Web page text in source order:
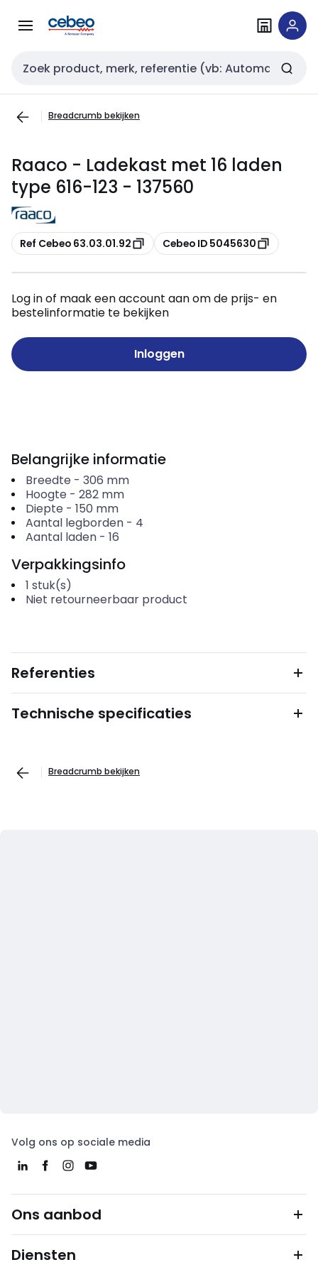
naar
naar
Zoekveld invoer
Breadcrumb bekijken
Raaco - Ladekast met 16 laden
type 616-123 - 137560
Kopiëren
Ref Cebeo 63.03.01.92 Kopiëren
Cebeo ID 5045630
Log in of maak een account aan om de prijs- en
bestelinformatie te bekijken
Inloggen
Belangrijke informatie
Breedte - 306 mm
Hoogte - 282 mm
Diepte - 150 mm
Aantal legborden- 4
Aantal laden- 16
Verpakkingsinfo
1 stuk(s)
Niet retourneerbaar product
Referenties
Technische specificaties
Breadcrumb bekijken
Volg ons op sociale media
Ons aanbod
Diensten